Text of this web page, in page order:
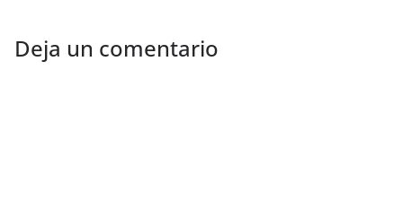
Deja un comentario